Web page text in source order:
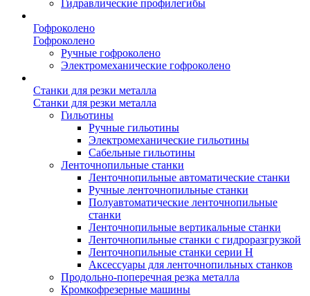
Гидравлические профилегибы
Гофроколено
Гофроколено
Ручные гофроколено
Электромеханические гофроколено
Станки для резки металла
Станки для резки металла
Гильотины
Ручные гильотины
Электромеханические гильотины
Сабельные гильотины
Ленточнопильные станки
Ленточнопильные автоматические станки
Ручные ленточнопильные станки
Полуавтоматические ленточнопильные
станки
Ленточнопильные вертикальные станки
Ленточнопильные станки с гидроразгрузкой
Ленточнопильные станки серии H
Аксессуары для ленточнопильных станков
Продольно-поперечная резка металла
Кромкофрезерные машины